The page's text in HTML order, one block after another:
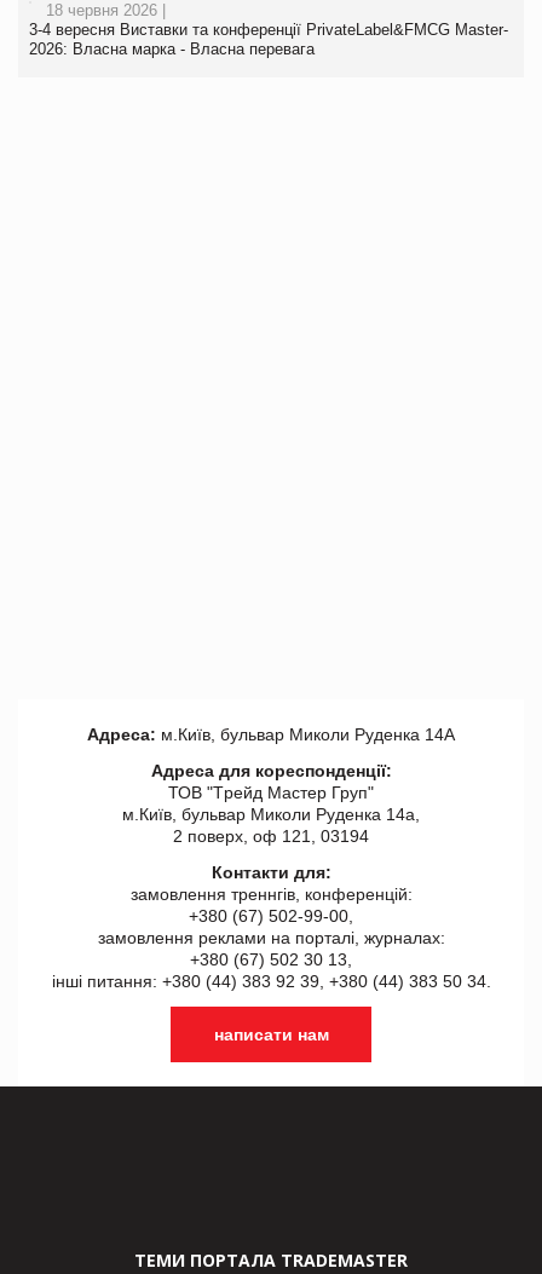
18 червня 2026 |
3-4 вересня Виставки та конференції PrivateLabel&FMCG Master-
2026: Власна марка - Власна перевага
Адреса: м.Київ, бульвар Миколи Руденка 14А
Адреса для кореспонденції:
ТОВ "Tрейд Мастер Груп"
м.Київ, бульвар Миколи Руденка 14а,
2 поверх, оф 121, 03194
Контакти для:
замовлення треннгів, конференцій:
+380 (67) 502-99-00,
замовлення реклами на порталі, журналах:
+380 (67) 502 30 13,
інші питання: +380 (44) 383 92 39, +380 (44) 383 50 34.
написати нам
ТЕМИ ПОРТАЛА TRADEMASTER